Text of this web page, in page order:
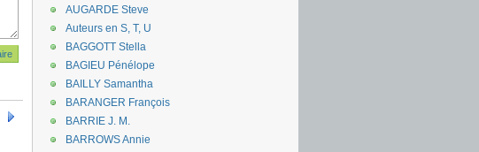
AUGARDE Steve
Auteurs en S, T, U
BAGGOTT Stella
BAGIEU Pénélope
BAILLY Samantha
BARANGER François
BARRIE J. M.
BARROWS Annie